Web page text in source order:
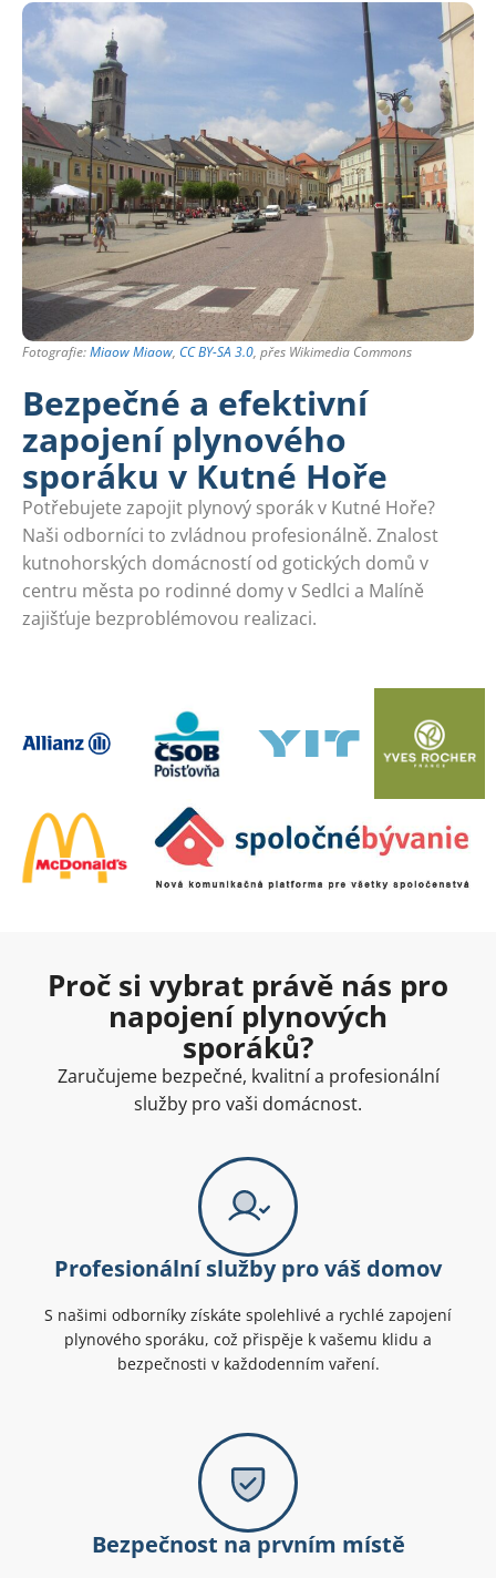
Fotografie:Miaow Miaow, CC BY-SA 3.0, přes Wikimedia Commons
Bezpečné a efektivní
zapojení plynového
sporáku v Kutné Hoře
Potřebujete zapojit plynový sporák v Kutné Hoře?
Naši odborníci to zvládnou profesionálně. Znalost
kutnohorských domácností od gotických domů v
centru města po rodinné domy v Sedlci a Malíně
zajišťuje bezproblémovou realizaci.
Proč si vybrat právě nás pro
napojení plynových
sporáků?
Zaručujeme bezpečné, kvalitní a profesionální
služby pro vaši domácnost.
Profesionální služby pro váš domov
S našimi odborníky získáte spolehlivé a rychlé zapojení
plynového sporáku, což přispěje k vašemu klidu a
bezpečnosti v každodenním vaření.
Bezpečnost na prvním místě